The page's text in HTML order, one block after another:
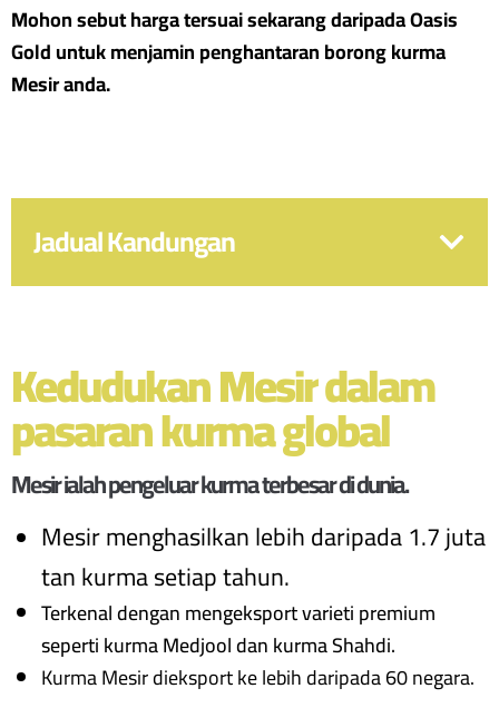
Mohon sebut harga tersuai sekarang daripada Oasis
Gold untuk menjamin penghantaran borong kurma
Mesir anda.
Jadual Kandungan
Kedudukan Mesir dalam
pasaran kurma global
Mesir ialah pengeluar kurma terbesar di dunia.
Mesir menghasilkan lebih daripada 1.7 juta
tan kurma setiap tahun.
Terkenal dengan mengeksport varieti premium
sepertikurma Medjooldankurma Shahdi.
Kurma Mesir dieksport ke lebih daripada 60 negara.